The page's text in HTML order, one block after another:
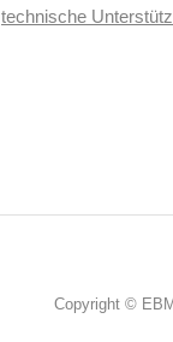
technische
Copyright ©